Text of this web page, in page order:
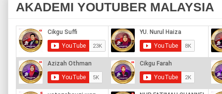
AKADEMI YOUTUBER MALAYSIA